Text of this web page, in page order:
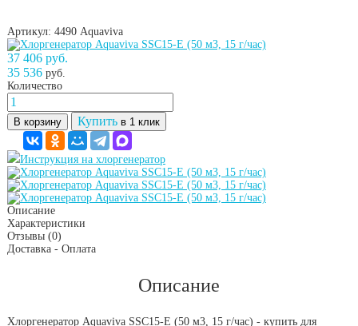
Артикул: 4490 Aquaviva
37 406 руб.
35 536 руб.
Количество
В корзину Купить в 1 клик
Инструкция на хлоргенератор
Описание
Характеристики
Отзывы (0)
Доставка - Оплата
Описание
Хлоргенератор Aquaviva SSC15-E (50 м3, 15 г/час) - купить для